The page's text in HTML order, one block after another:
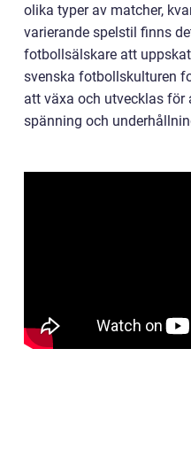
olika typer av matcher,
varierande spelstil finns
fotbollsälskare att
svenska fotbollskulturen
att växa och utvecklas för
spänning och